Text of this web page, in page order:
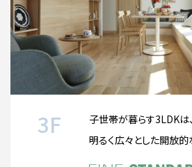
3F
子世帯が暮らす3LDKは、
明るく広々とした開放的